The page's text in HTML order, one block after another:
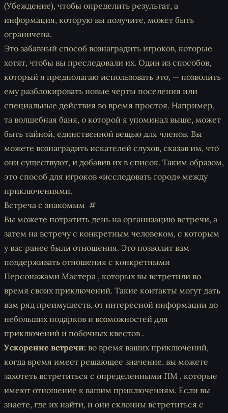
(Убеждение), чтобы определить результат, а
информация, которую вы получите, может быть
ограничена.
Это забавный способ вознаградить игроков, которые
хотят, чтобы вы преследовали их. Один из способов,
который я предполагаю использовать это, — позволить
ему разблокировать новые черты поселения или
специальные действия во время простоя. Например,
та волшебная баня, о которой я упоминал выше, может
быть тайной, единственной вещью для членов. Вы
можете вознаградить искателей слухов, сказав им, что
они существуют, и добавив их в список. Таким образом,
это способ для игроков «исследовать город» между
приключениями.
Встреча с знакомым
Вы можете потратить день на организацию встречи, а
затем на встречу с конкретным человеком, с которым
у вас ранее были отношения. Это позволит вам
поддерживать отношения с конкретными
Персонажами Мастера , которых вы встретили во
время своих приключений. Такие контакты могут дать
вам ряд преимуществ, от интересной информации до
небольших подарков и возможностей для
приключений и побочных квестов .
Ускорение встречи: во время ваших приключений,
когда время имеет решающее значение, вы можете
захотеть встретиться с определенными ПМ , которые
имеют отношение к вашим приключениям. Если вы
знаете, где их найти, и они склонны встретиться с